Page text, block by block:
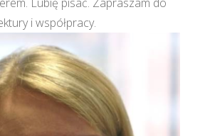
i współpracy.